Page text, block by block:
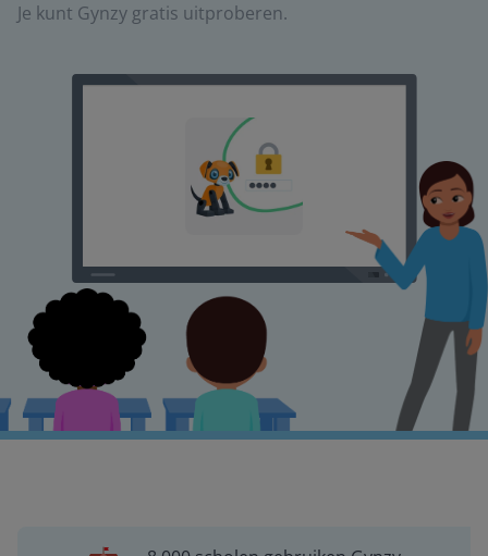
Je kunt Gynzy gratis uitproberen.